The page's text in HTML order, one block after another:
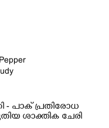
- പാക് പ്രതിരോധ
ശാക്തിക ചേരി